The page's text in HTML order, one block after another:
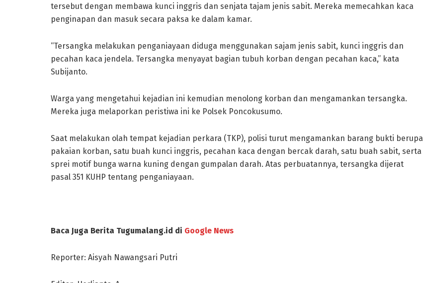
tersebut dengan membawa kunci inggris dan senjata tajam jenis sabit. Mereka memecahkan kaca
penginapan dan masuk secara paksa ke dalam kamar.
“Tersangka melakukan penganiayaan diduga menggunakan sajam jenis sabit, kunci inggris dan
pecahan kaca jendela. Tersangka menyayat bagian tubuh korban dengan pecahan kaca,” kata
Subijanto.
Warga yang mengetahui kejadian ini kemudian menolong korban dan mengamankan tersangka.
Mereka juga melaporkan peristiwa ini ke Polsek Poncokusumo.
Saat melakukan olah tempat kejadian perkara (TKP), polisi turut mengamankan barang bukti berupa
pakaian korban, satu buah kunci inggris, pecahan kaca dengan bercak darah, satu buah sabit, serta
sprei motif bunga warna kuning dengan gumpalan darah. Atas perbuatannya, tersangka dijerat
pasal 351 KUHP tentang penganiayaan.
Baca Juga Berita Tugumalang.id di Google News
Reporter: Aisyah Nawangsari Putri